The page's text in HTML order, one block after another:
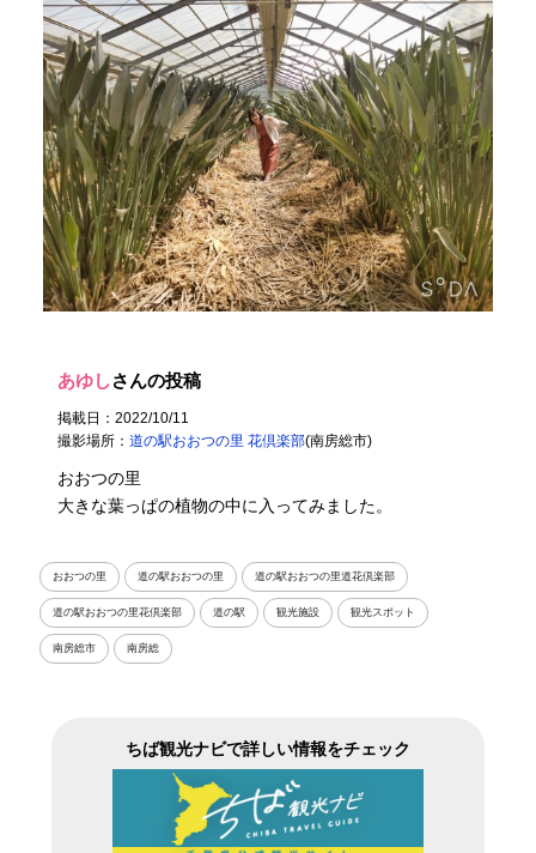
あゆしさんの投稿
掲載日：2022/10/11
撮影場所：道の駅おおつの里 花倶楽部(南房総市)
おおつの里
大きな葉っぱの植物の中に入ってみました。
おおつの里 道の駅おおつの里 道の駅おおつの里道花倶楽部
道の駅おおつの里花倶楽部 道の駅 観光施設 観光スポット
南房総市 南房総
ちば観光ナビで詳しい情報をチェック